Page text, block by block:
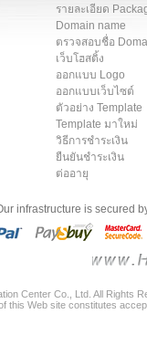
รายละเอียด
Domain name
ตรวจสอบชื่อ
เว็บโฮสติ้ง
ออกแบบ Logo
ออกแบบเว็บไซต์
ตัวอย่าง Template
Template มาใหม่
วิธีการชำระเงิน
ยืนยันชำระเงิน
ต่ออายุ
infrastructure is secured
Center Co., Ltd. All Rights
this Web site constitutes